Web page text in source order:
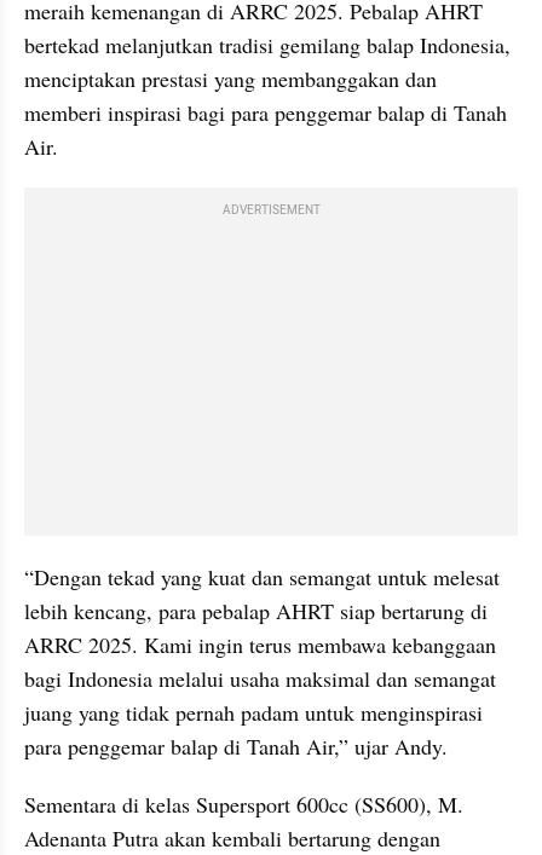
meraih kemenangan di ARRC 2025. Pebalap AHRT
bertekad melanjutkan tradisi gemilang balap Indonesia,
menciptakan prestasi yang membanggakan dan
memberi inspirasi bagi para penggemar balap di Tanah
Air.
ADVERTISEMENT
“Dengan tekad yang kuat dan semangat untuk melesat
lebih kencang, para pebalap AHRT siap bertarung di
ARRC 2025. Kami ingin terus membawa kebanggaan
bagi Indonesia melalui usaha maksimal dan semangat
juang yang tidak pernah padam untuk menginspirasi
para penggemar balap di Tanah Air,” ujar Andy.
Sementara di kelas Supersport 600cc (SS600), M.
Adenanta Putra akan kembali bertarung dengan